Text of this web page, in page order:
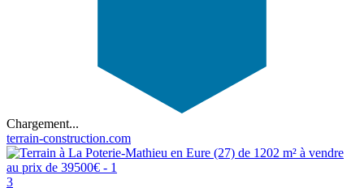
Chargement...
terrain-construction.com
3